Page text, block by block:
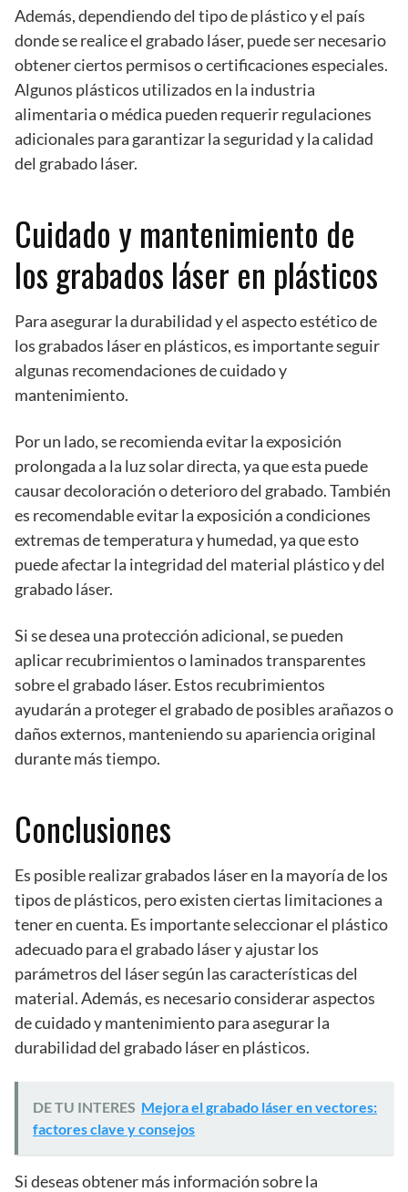
Además, dependiendo del tipo de plástico y el país
donde se realice el grabado láser, puede ser necesario
obtener ciertos permisos o certificaciones especiales.
Algunos plásticos utilizados en la industria
alimentaria o médica pueden requerir regulaciones
adicionales para garantizar la seguridad y la calidad
del grabado láser.
Cuidado y mantenimiento de
los grabados láser en plásticos
Para asegurar la durabilidad y el aspecto estético de
los grabados láser en plásticos, es importante seguir
algunas recomendaciones de cuidado y
mantenimiento.
Por un lado, se recomienda evitar la exposición
prolongada a la luz solar directa, ya que esta puede
causar decoloración o deterioro del grabado. También
es recomendable evitar la exposición a condiciones
extremas de temperatura y humedad, ya que esto
puede afectar la integridad del material plástico y del
grabado láser.
Si se desea una protección adicional, se pueden
aplicar recubrimientos o laminados transparentes
sobre el grabado láser. Estos recubrimientos
ayudarán a proteger el grabado de posibles arañazos o
daños externos, manteniendo su apariencia original
durante más tiempo.
Conclusiones
Es posible realizar grabados láser en la mayoría de los
tipos de plásticos, pero existen ciertas limitaciones a
tener en cuenta. Es importante seleccionar el plástico
adecuado para el grabado láser y ajustar los
parámetros del láser según las características del
material. Además, es necesario considerar aspectos
de cuidado y mantenimiento para asegurar la
durabilidad del grabado láser en plásticos.
DE TU INTERES Mejora el grabado láser en vectores:
factores clave y consejos
Si deseas obtener más información sobre la